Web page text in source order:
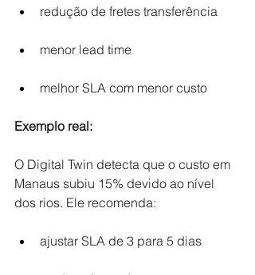
redução de fretes transferência
menor lead time
melhor SLA com menor custo
Exemplo real:
O Digital Twin detecta que o custo em
Manaus subiu 15% devido ao nível
dos rios. Ele recomenda:
ajustar SLA de 3 para 5 dias